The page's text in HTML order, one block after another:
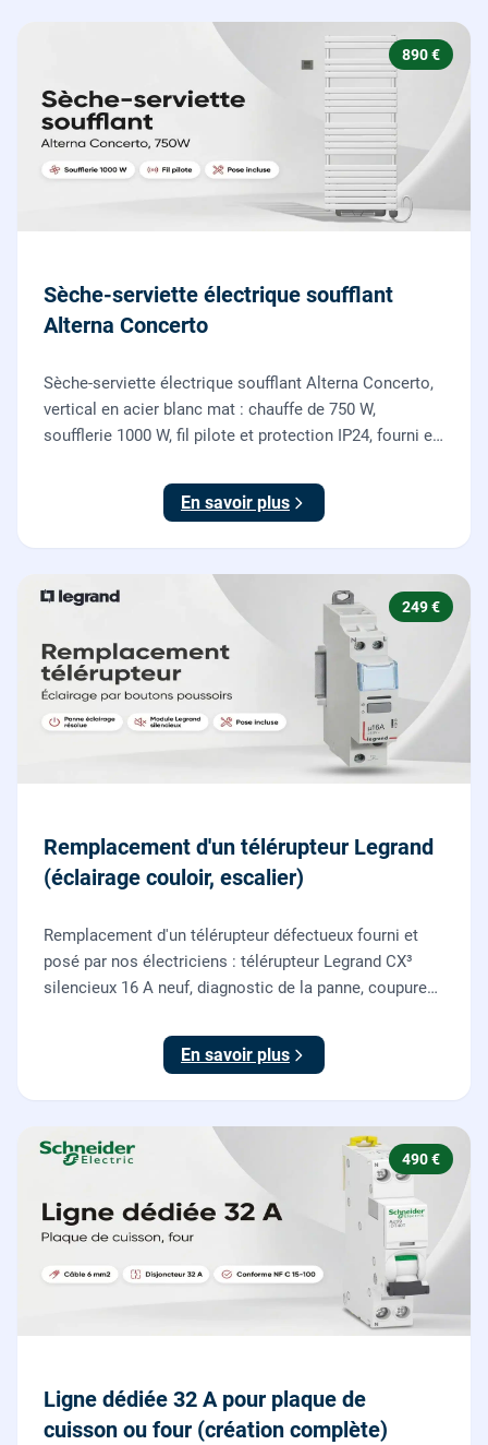
890 €
Sèche-serviette électrique soufflant
Alterna Concerto
Sèche-serviette électrique soufflant Alterna Concerto,
vertical en acier blanc mat : chauffe de 750 W,
soufflerie 1000 W, fil pilote et protection IP24, fourni et
En savoir plus
249 €
Remplacement d'un télérupteur Legrand
(éclairage couloir, escalier)
Remplacement d'un télérupteur défectueux fourni et
posé par nos électriciens : télérupteur Legrand CX³
silencieux 16 A neuf, diagnostic de la panne, coupure
boutons poussoirs.
En savoir plus
490 €
Ligne dédiée 32 A pour plaque de
cuisson ou four (création complète)